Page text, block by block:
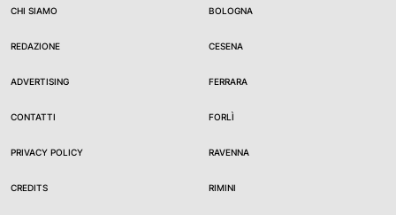
CHI SIAMO
REDAZIONE
ADVERTISING
CONTATTI
PRIVACY POLICY
CREDITS
BOLOGNA
CESENA
FERRARA
FORLÌ
RAVENNA
RIMINI